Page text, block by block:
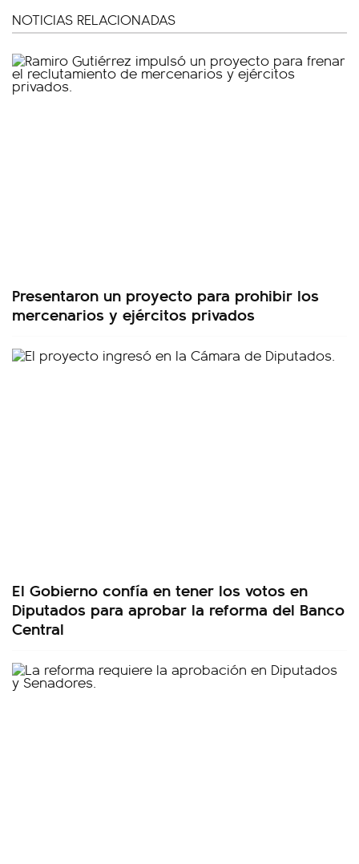
NOTICIAS RELACIONADAS
Presentaron un proyecto para prohibir los
mercenarios y ejércitos privados
El Gobierno confía en tener los votos en
Diputados para aprobar la reforma del Banco
Central